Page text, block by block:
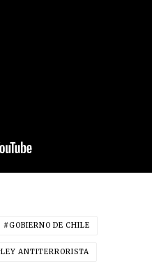
GOBIERNO DE CHILE
LEY ANTITERRORISTA